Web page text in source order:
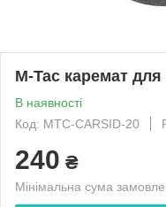
M-Tac каремат
В наявності
Код: MTC-CARSID-20
240 ₴
Мінімальна сума